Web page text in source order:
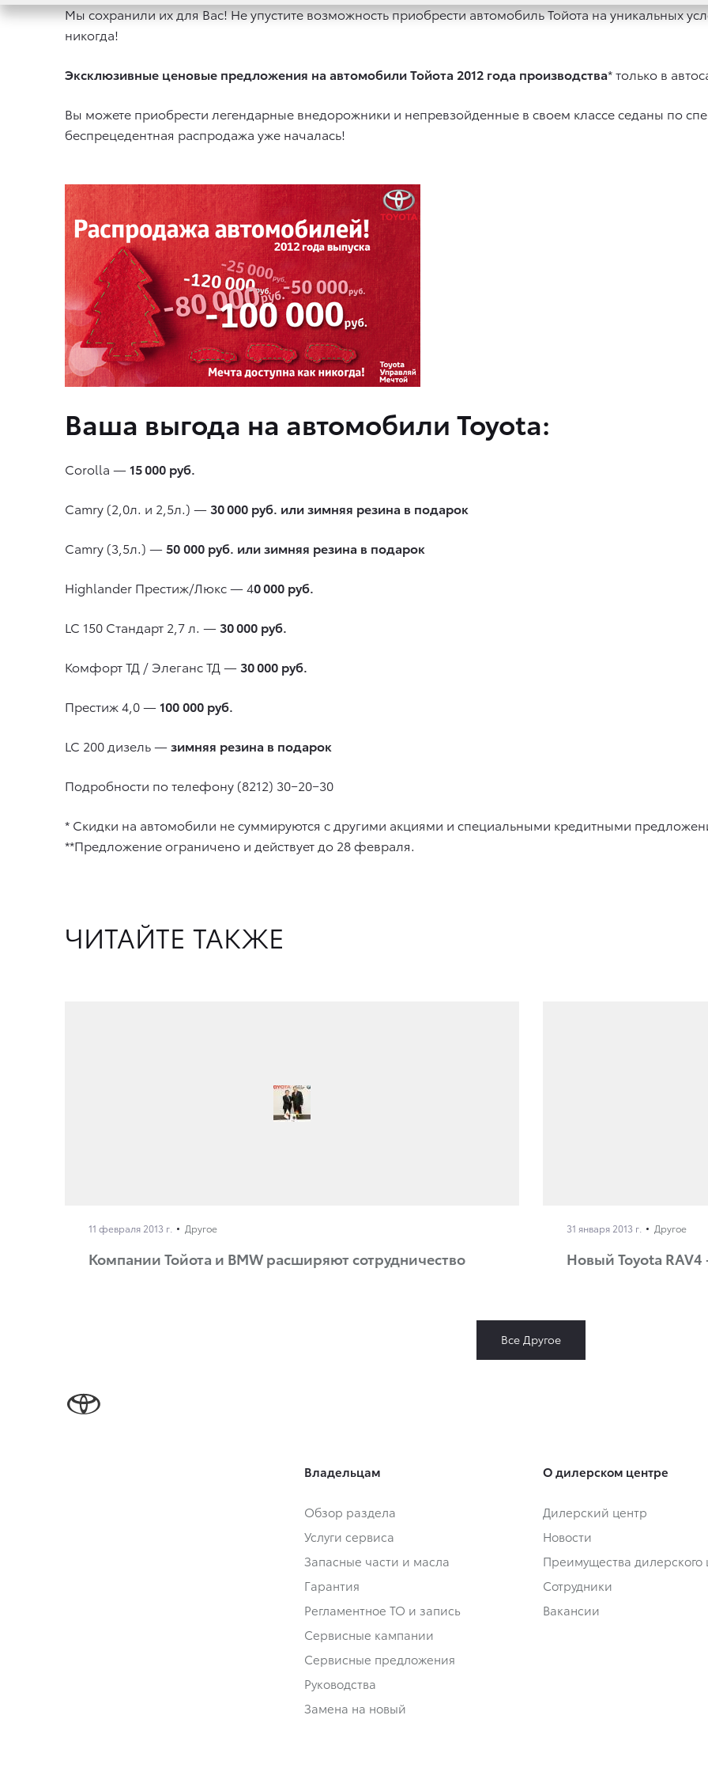
Мы сохранили их для Вас! Не упустите возможность приобрести автомобиль Тойота на уникальных
никогда!
Эксклюзивные ценовые предложения на автомобили Тойота 2012 года производства* только в
Вы можете приобрести легендарные внедорожники и непревзойденные в своем классе седаны по
беспрецедентная распродажа уже началась!
Ваша выгода на автомобили Toyota:
Corolla —15 000 руб.
Camry (2,0л. и 2,5л.) —30 000 руб. или зимняя резина в подарок
Camry (3,5л.) —50000 руб. или зимняя резина в подарок
Highlander Престиж/Люкс — 40 000 руб.
LC 150 Стандарт 2,7 л. —30 000 руб.
Комфорт ТД / Элеганс ТД —30 000 руб.
Престиж 4,0 —100 000 руб.
LC 200 дизель —зимняя резина в подарок
Подробности по телефону (8212) 30−20−30
* Скидки на автомобили не суммируются с другими акциями и специальными кредитными
**Предложение ограничено и действует до 28 февраля.
ЧИТАЙТЕ ТАКЖЕ
11 февраля 2013 г. Другое
Компании Тойота и BMW расширяют сотрудничество
31 января 2013 г. Другое
Новый Toyota
Все Другое
Владельцам
Обзор раздела
Услуги сервиса
Запасные части и масла
Гарантия
Регламентное ТО и запись
Сервисные кампании
Сервисные предложения
Руководства
Замена на новый
О дилерском центре
Дилерский центр
Новости
Преимущества дилерского
Сотрудники
Вакансии